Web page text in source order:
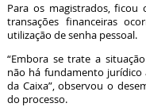
Para os magistrados, ficou
transações financeiras
utilização de senha pessoal.
“Embora se trate a
não há fundamento jurídico
da Caixa”, observou o
do processo.